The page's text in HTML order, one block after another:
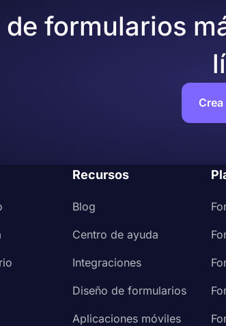
o términos y condicionespara
de firma para obtenerfirmas
de formularios
Recursos
Blog
Centro de ayuda
Integraciones
Diseño de formularios
Aplicaciones móviles